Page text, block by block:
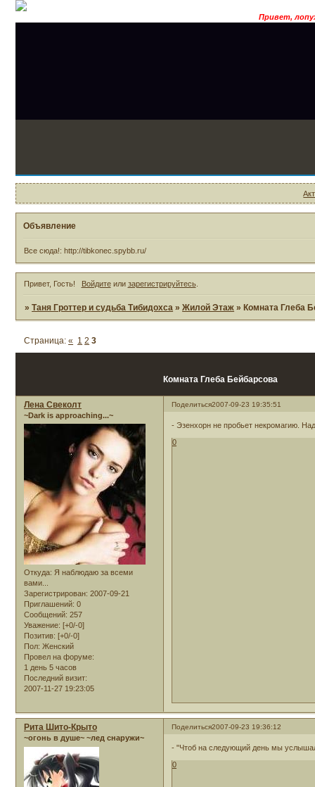
Привет, лопухоид!
Объявление
Все сюда!: http://tibkonec.spybb.ru/
Привет, Гость! Войдитеили зарегистрируйтесь.
»Таня Гроттер и судьба Тибидохса »Жилой Этаж »Комната Глеба
Комната Глеба Бейбарсова
Страница:« 1 2 3
Поделиться2007-09-23 19:35:51
Лена Свеколт
~Dark is approaching...~
Откуда: Я наблюдаю за всеми
вами...
Зарегистрирован: 2007-09-21
Приглашений: 0
Сообщений: 257
Уважение: [+0/-0]
Позитив: [+0/-0]
Пол: Женский
Провел на форуме:
1 день 5 часов
Последний визит:
2007-11-27 19:23:05
- Эзенхорн не пробьет некромагию.
0
Поделиться2007-09-23 19:36:12
Рита Шито-Крыто
~огонь в душе~ ~лед снаружи~
- "Чтоб на следующий день мы
0